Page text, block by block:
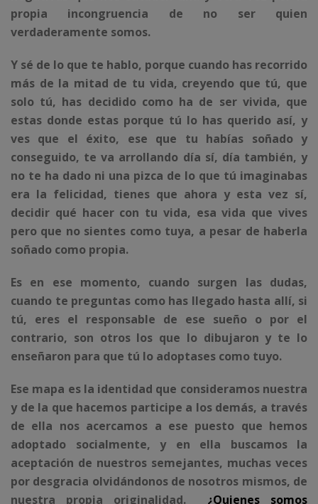
propia incongruencia de no ser quien
verdaderamente somos.
Y sé de lo que te hablo, porque cuando has recorrido
más de la mitad de tu vida, creyendo que tú, que
solo tú, has decidido como ha de ser vivida, que
estas donde estas porque tú lo has querido así, y
ves que el éxito, ese que tu habías soñado y
conseguido, te va arrollando día sí, día también, y
no te ha dado ni una pizca de lo que tú imaginabas
era la felicidad, tienes que ahora y esta vez sí,
decidir qué hacer con tu vida, esa vida que vives
pero que no sientes como tuya, a pesar de haberla
soñado como propia.
Es en ese momento, cuando surgen las dudas,
cuando te preguntas como has llegado hasta allí, si
tú, eres el responsable de ese sueño o por el
contrario, son otros los que lo dibujaron y te lo
enseñaron para que tú lo adoptases como tuyo.
Ese mapa es la identidad que consideramos nuestra
y de la que hacemos participe a los demás, a través
de ella nos acercamos a ese puesto que hemos
adoptado socialmente, y en ella buscamos la
aceptación de nuestros semejantes, muchas veces
por desgracia olvidándonos de nosotros mismos, de
nuestra propia originalidad.
¿Quienes somos